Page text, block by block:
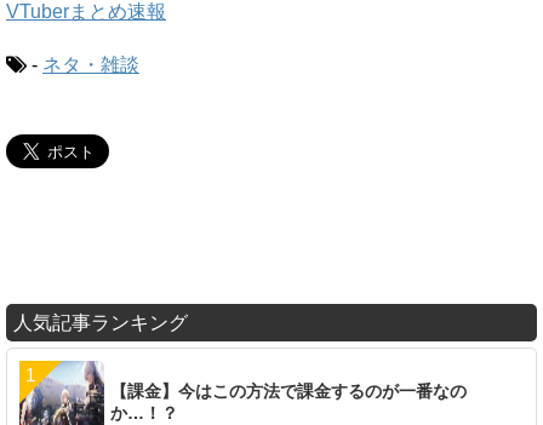
VTuberまとめ速報
- ネタ・雑談
人気記事ランキング
【課金】今はこの方法で課金するのが一番なの
か…！？